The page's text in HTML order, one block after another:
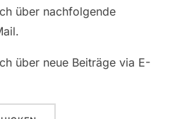
über nachfolgende
über neue Beiträge via E-